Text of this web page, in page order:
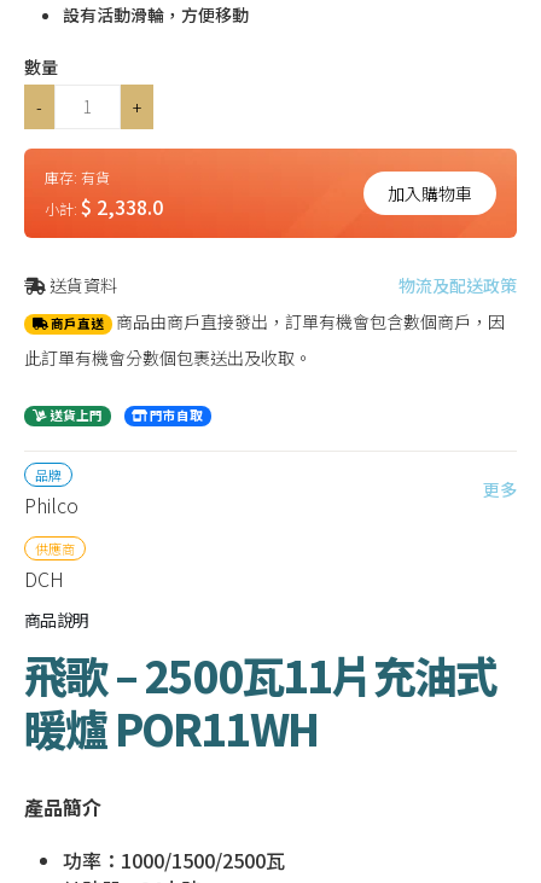
設有活動滑輪，方便移動
數量
-
+
庫存: 有貨
小計: $ 2,338.0 加入購物車
送貨資料 物流及配送政策
商戶直送 商品由商戶直接發出，訂單有機會包含數個商戶，因
此訂單有機會分數個包裹送出及收取。
送貨上門 門市自取
品牌
Philco
更多
供應商
DCH
商品說明
飛歌 – 2500瓦11片充油式
暖爐 POR11WH
產品簡介
功率：1000/1500/2500瓦